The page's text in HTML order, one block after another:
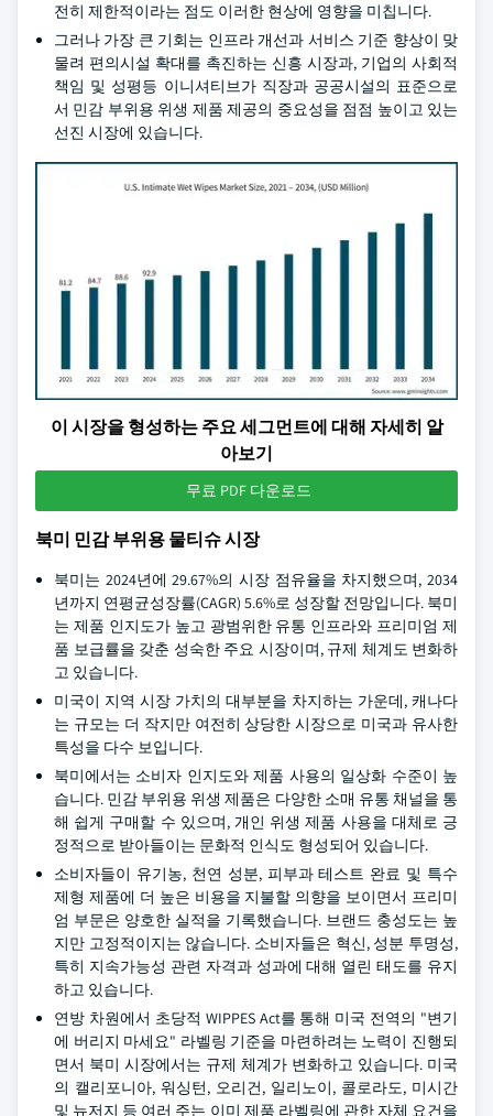
전히 제한적이라는 점도 이러한 현상에 영향을 미칩니다.
그러나 가장 큰 기회는 인프라 개선과 서비스 기준 향상이 맞
물려 편의시설 확대를 촉진하는 신흥 시장과, 기업의 사회적
책임 및 성평등 이니셔티브가 직장과 공공시설의 표준으로
서 민감 부위용 위생 제품 제공의 중요성을 점점 높이고 있는
선진 시장에 있습니다.
이 시장을 형성하는 주요 세그먼트에 대해 자세히 알
아보기
무료 PDF 다운로드
북미 민감 부위용 물티슈 시장
북미는 2024년에 29.67%의 시장 점유율을 차지했으며, 2034
년까지 연평균성장률(CAGR) 5.6%로 성장할 전망입니다. 북미
는 제품 인지도가 높고 광범위한 유통 인프라와 프리미엄 제
품 보급률을 갖춘 성숙한 주요 시장이며, 규제 체계도 변화하
고 있습니다.
미국이 지역 시장 가치의 대부분을 차지하는 가운데, 캐나다
는 규모는 더 작지만 여전히 상당한 시장으로 미국과 유사한
특성을 다수 보입니다.
북미에서는 소비자 인지도와 제품 사용의 일상화 수준이 높
습니다. 민감 부위용 위생 제품은 다양한 소매 유통 채널을 통
해 쉽게 구매할 수 있으며, 개인 위생 제품 사용을 대체로 긍
정적으로 받아들이는 문화적 인식도 형성되어 있습니다.
소비자들이 유기농, 천연 성분, 피부과 테스트 완료 및 특수
제형 제품에 더 높은 비용을 지불할 의향을 보이면서 프리미
엄 부문은 양호한 실적을 기록했습니다. 브랜드 충성도는 높
지만 고정적이지는 않습니다. 소비자들은 혁신, 성분 투명성,
특히 지속가능성 관련 자격과 성과에 대해 열린 태도를 유지
하고 있습니다.
연방 차원에서 초당적 WIPPES Act를 통해 미국 전역의 "변기
에 버리지 마세요" 라벨링 기준을 마련하려는 노력이 진행되
면서 북미 시장에서는 규제 체계가 변화하고 있습니다. 미국
의 캘리포니아, 워싱턴, 오리건, 일리노이, 콜로라도, 미시간
및 뉴저지 등 여러 주는 이미 제품 라벨링에 관한 자체 요건을